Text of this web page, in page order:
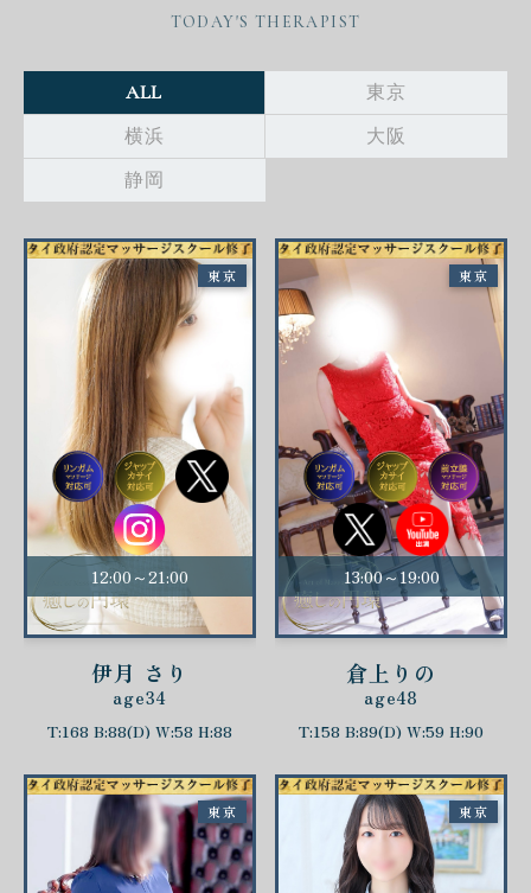
TODAY'S THERAPIST
ALL
東京
横浜
大阪
静岡
12:00～21:00
伊月 さり
age34
T:168 B:88(D) W:58 H:88
東京
13:00～19:00
倉上りの
age48
T:158 B:89(D) W:59 H:90
東京
東京 東京